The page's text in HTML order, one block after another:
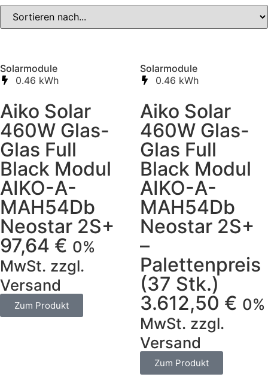
Solarmodule
0.46 kWh
Aiko Solar
460W Glas-
Glas Full
Black Modul
AIKO-A-
MAH54Db
Neostar 2S+
97,64 € 0%
MwSt. zzgl.
Versand
Zum Produkt
Solarmodule
0.46 kWh
Aiko Solar
460W Glas-
Glas Full
Black Modul
AIKO-A-
MAH54Db
Neostar 2S+
–
Palettenpreis
(37 Stk.)
3.612,50 € 0%
MwSt. zzgl.
Versand
Zum Produkt